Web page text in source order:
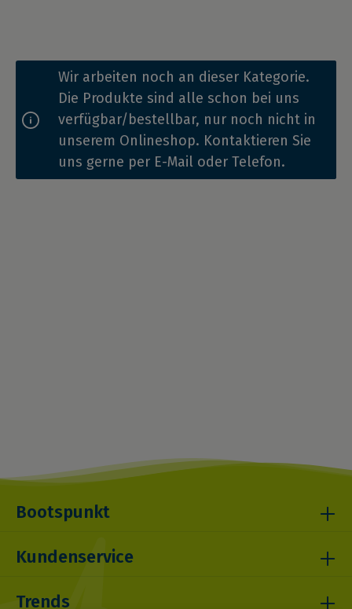
Wir arbeiten noch an dieser Kategorie.
Die Produkte sind alle schon bei uns
verfügbar/bestellbar, nur noch nicht in
unserem Onlineshop. Kontaktieren Sie
uns gerne per E-Mail oder Telefon.
Bootspunkt
Kundenservice
Trends